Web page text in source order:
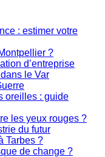
: estimer votre
?
d’entreprise
le Var
oreilles : guide
les yeux rouges ?
du futur
Tarbes ?
de change ?